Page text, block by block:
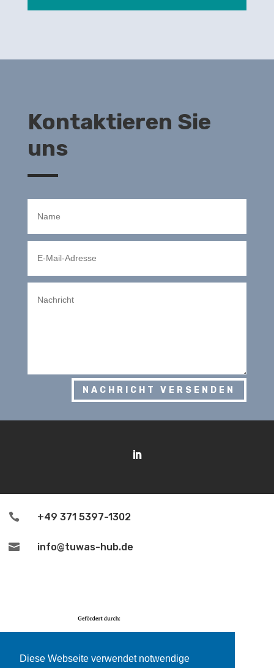
Diese Webseite verwendet notwendige
Kontaktieren Sie
uns
NACHRICHT VERSENDEN
 +49 371 5397-1302
 info@tuwas-hub.de